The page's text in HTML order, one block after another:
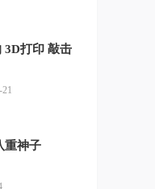
3D打印 敲击
重神子